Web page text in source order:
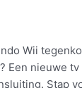
Wii
Een nieuwe
Stap